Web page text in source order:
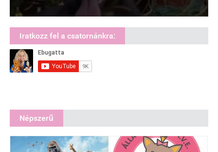
Iratkozz fel a csatornánkra:
Népszerű